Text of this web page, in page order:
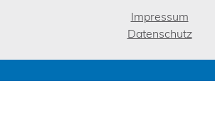
Impressum
Datenschutz